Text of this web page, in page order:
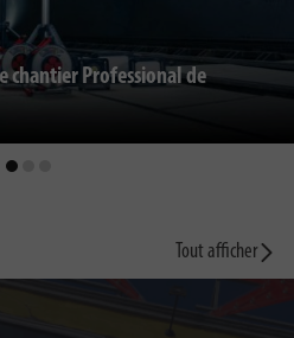
chantier Professional de
Tout afficher